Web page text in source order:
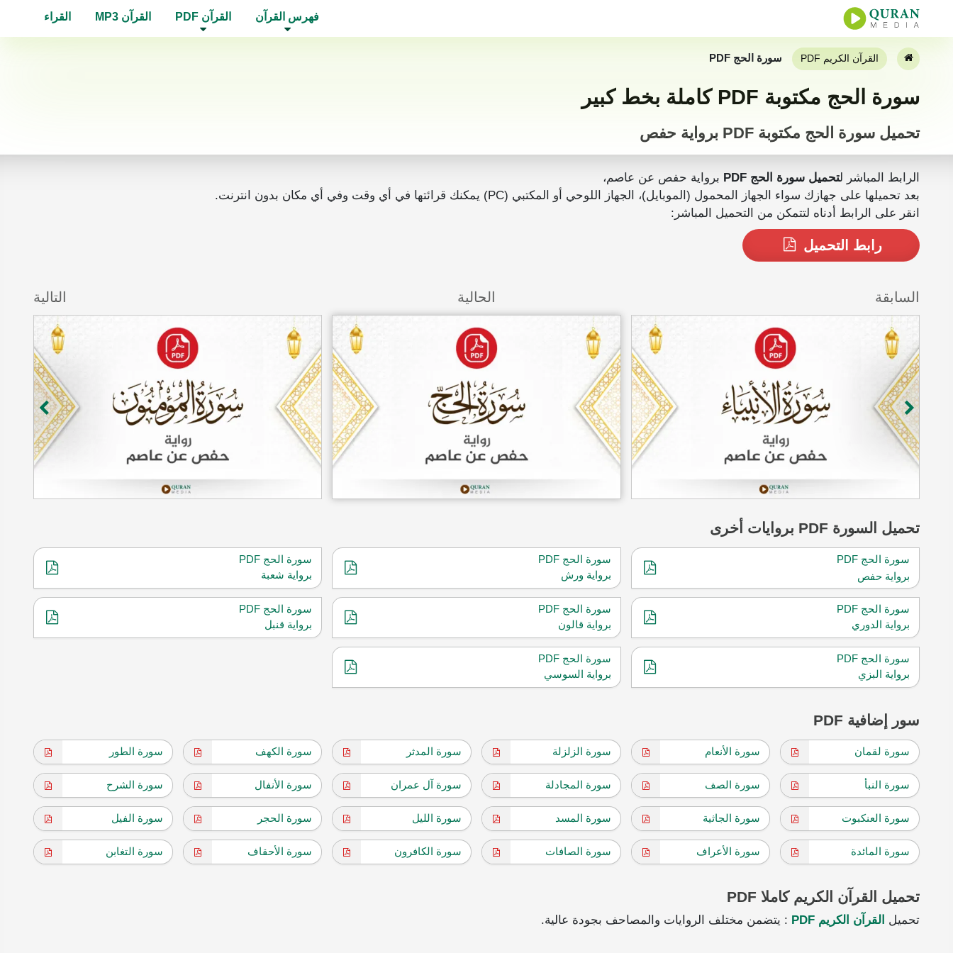
فهرس القرآن القرآن PDF القرآن MP3 القراء
القرآن الكريم PDF سورة الحج PDF
سورة الحج مكتوبة PDF كاملة بخط كبير
تحميل سورة الحج مكتوبة PDF برواية حفص
الرابط المباشر لتحميل سورة الحج PDF
برواية حفص عن عاصم،
بعد تحميلها على جهازك سواء الجهاز المحمول (الموبايل)، الجهاز اللوحي أو المكتبي (PC) يمكنك قرائتها في أي وقت وفي أي مكان بدون انترنت.
انقر على الرابط أدناه لتتمكن من التحميل المباشر:
رابط التحميل
الحالية السابقة التالية
تحميل السورة
سورة الحج PDF
برواية حفص
سورة الحج PDF
برواية ورش
سورة الحج PDF
برواية شعبة
سورة الحج PDF
برواية الدوري
سورة الحج PDF
برواية قالون
سورة الحج PDF
برواية قنبل
سورة الحج PDF
برواية البزي
سورة الحج PDF
برواية السوسي
سور إضافية PDF
سورة لقمان سورة الأنعام سورة الزلزلة سورة المدثر سورة الكهف سورة الطور
سورة النبأ سورة الصف سورة المجادلة سورة آل عمران سورة الأنفال سورة الشرح
سورة العنكبوت سورة الجاثية سورة المسد سورة الليل سورة الحجر سورة الفيل
سورة المائدة سورة الأعراف سورة الصافات سورة الكافرون سورة الأحقاف سورة التغابن
تحميل القرآن الكريم كاملا PDF
تحميل القرآن الكريم PDF : يتضمن مختلف الروايات والمصاحف بجودة عالية.